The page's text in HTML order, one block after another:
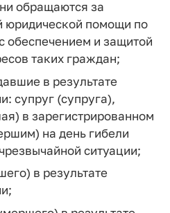
обращаются за
юридической помощи по
обеспечением и защитой
таких граждан;
в результате
супруг (супруга),
в зарегистрированном
на день гибели
ситуации;
в результате